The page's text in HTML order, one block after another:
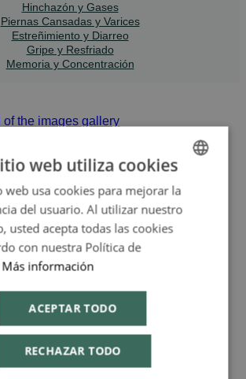
Hinchazón y Gases
Piernas Cansadas y Varices
Estreñimiento y Diarreo
Gripe y Resfriado
Memoria y Concentración
of the images gallery
50ml
Heliosar
SPANISH
ENGLISH
web utiliza cookies
web usa cookies para mejorar la
del usuario. Al utilizar nuestro
usted acepta todas las cookies
con nuestra Política de
Más información
ACEPTAR TODO
RECHAZAR TODO